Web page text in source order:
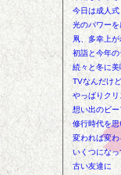
今日は成人式
光のパワーを
凧、多幸上が
初詣と今年の
続々と冬に
TVなんだけ
やっぱりク
想い出のビ
修行時代を思
変われば変
いくつにな
古い友達に